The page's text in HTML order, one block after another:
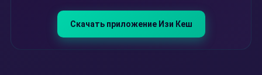
Скачать приложение Изи Кеш